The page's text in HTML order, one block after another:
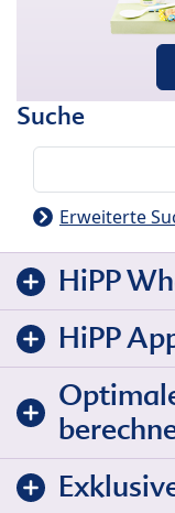
Suche
Erweiterte
HiPP
HiPP